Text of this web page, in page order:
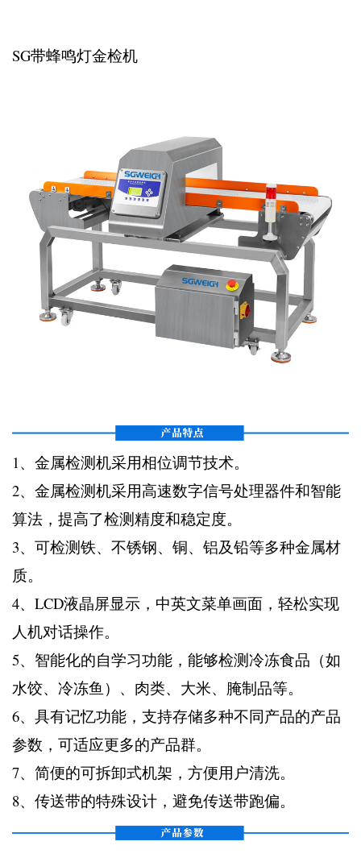
SG带蜂鸣灯金检机
1、金属检测机采用相位调节技术。
2、金属检测机采用高速数字信号处理器件和智能
算法，提高了检测精度和稳定度。
3、可检测铁、不锈钢、铜、铝及铅等多种金属材
质。
4、LCD液晶屏显示，中英文菜单画面，轻松实现
人机对话操作。
5、智能化的自学习功能，能够检测冷冻食品（如
水饺、冷冻鱼）、肉类、大米、腌制品等。
6、具有记忆功能，支持存储多种不同产品的产品
参数，可适应更多的产品群。
7、简便的可拆卸式机架，方便用户清洗。
8、传送带的特殊设计，避免传送带跑偏。